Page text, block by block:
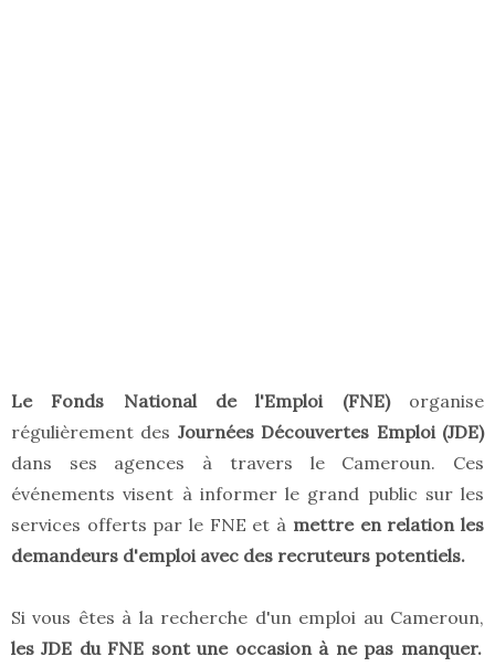
Le Fonds National de l'Emploi (FNE)organise
régulièrement des Journées Découvertes Emploi (JDE)
dans ses agences à travers le Cameroun. Ces
événements visent à informer le grand public sur les
services offerts par le FNE et à mettre en relation les
demandeurs d'emploi avec des recruteurs potentiels.
Si vous êtes à la recherche d'un emploi au Cameroun,
les JDE du FNE sont une occasion à ne pas manquer.